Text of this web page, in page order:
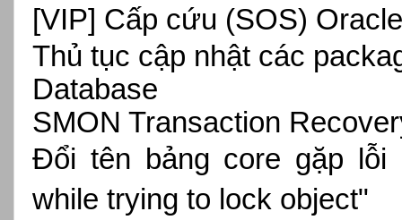
[VIP] Cấp cứu (SOS)
Thủ tục cập nhật các
Database
SMON Transaction
Đổi tên bảng core gặp lỗi
while trying to lock object"